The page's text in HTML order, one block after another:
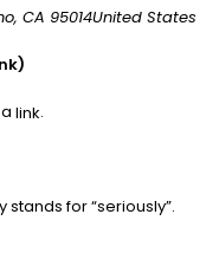
CA 95014United States
link.
stands for “seriously”.